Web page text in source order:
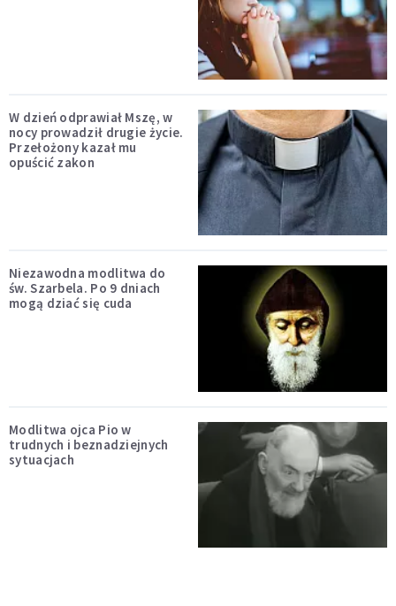
W dzień odprawiał Mszę, w
nocy prowadził drugie życie.
Przełożony kazał mu
opuścić zakon
Niezawodna modlitwa do
św. Szarbela. Po 9 dniach
mogą dziać się cuda
Modlitwa ojca Pio w
trudnych i beznadziejnych
sytuacjach